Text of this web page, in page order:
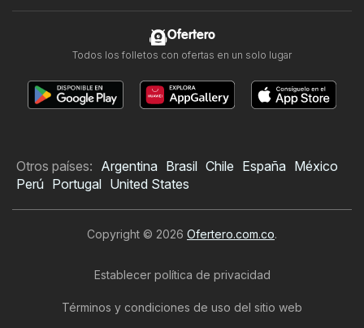
Ofertero
Todos los folletos con ofertas en un solo lugar
Otros países: Argentina Brasil Chile España México
Perú Portugal United States
Copyright © 2026 Ofertero.com.co.
Establecer política de privacidad
Términos y condiciones de uso del sitio web